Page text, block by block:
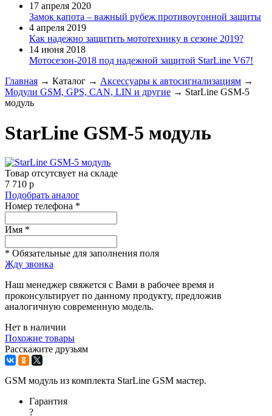
17 апреля 2020
Замок капота – важный рубеж противоугонной защиты
4 апреля 2019
Как надежно защитить мототехнику в сезоне 2019?
14 июня 2018
Мотосезон-2018 под надежной защитой StarLine V67!
Главная → Каталог → Аксессуары к автосигнализациям →
Модули GSM, GPS, CAN, LIN и другие → StarLine GSM-5
модуль
StarLine GSM-5 модуль
Товар отсутсвует на складе
7 710 p
Подобрать аналог
Номер телефона *
Имя *
* Обязательные для заполнения поля
Жду звонка
Наш менеджер свяжется с Вами в рабочее время и
проконсультирует по данному продукту, предложив
аналогичную современную модель.
Нет в наличии
Похожие товары
Расскажите друзьям
GSM модуль из комплекта StarLine GSM мастер.
Гарантия
?